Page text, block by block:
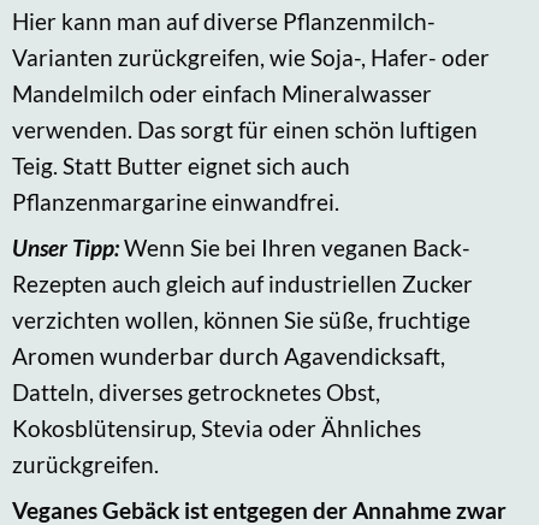
Hier kann man auf diverse Pflanzenmilch-
Varianten zurückgreifen, wie Soja-, Hafer- oder
Mandelmilch oder einfach Mineralwasser
verwenden. Das sorgt für einen schön luftigen
Teig. Statt Butter eignet sich auch
Pflanzenmargarine einwandfrei.
Unser Tipp:Wenn Sie bei Ihren veganen Back-
Rezepten auch gleich auf industriellen Zucker
verzichten wollen, können Sie süße, fruchtige
Aromen wunderbar durch Agavendicksaft,
Datteln, diverses getrocknetes Obst,
Kokosblütensirup, Stevia oder Ähnliches
zurückgreifen.
Veganes Gebäck ist entgegen der Annahme zwar